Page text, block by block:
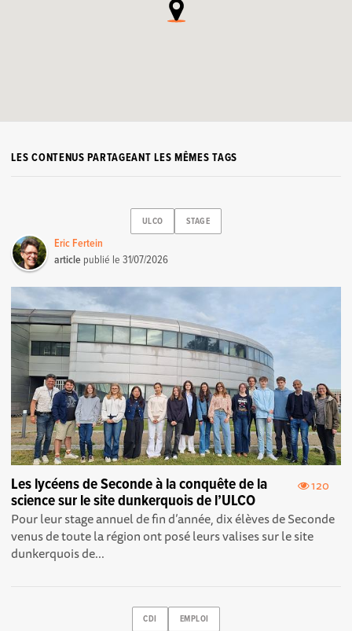
LES CONTENUS PARTAGEANT LES MÊMES TAGS
ULCO STAGE
Eric Fertein
article publié le31/07/2026
120
Les lycéens de Seconde à la conquête de la
science sur le site dunkerquois de l’ULCO
Pour leur stage annuel de fin d’année, dix élèves de Seconde
venus de toute la région ont posé leurs valises sur le site
dunkerquois de...
CDI EMPLOI